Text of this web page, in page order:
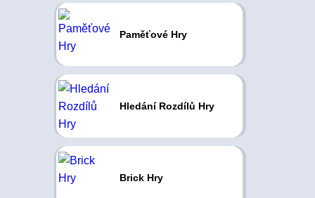
Paměťové Hry
Hledání Rozdílů Hry
Brick Hry